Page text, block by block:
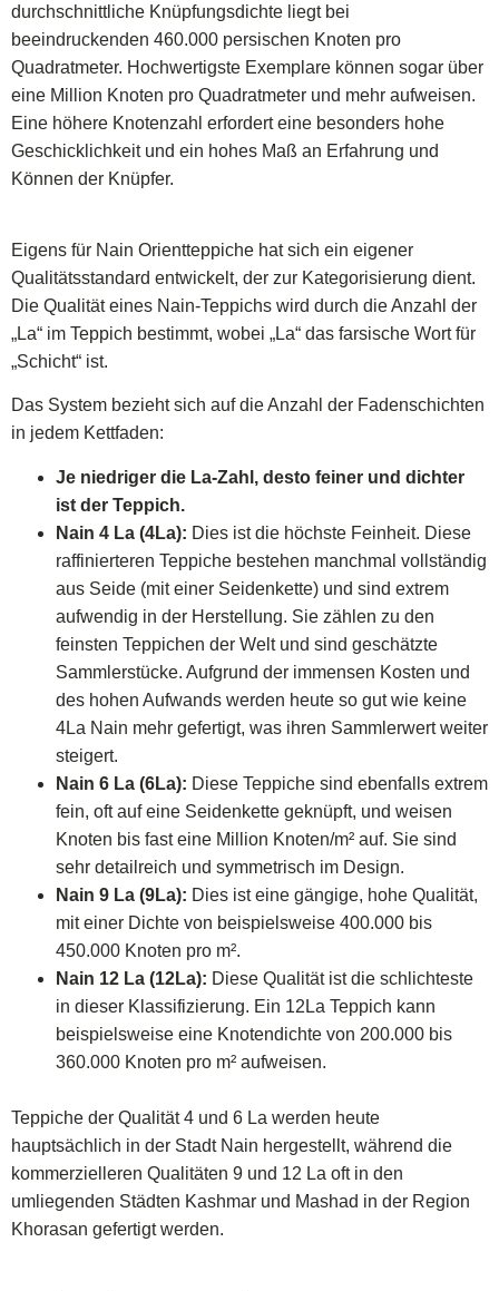
durchschnittliche Knüpfungsdichte liegt bei
beeindruckenden 460.000 persischen Knoten pro
Quadratmeter. Hochwertigste Exemplare können sogar über
eine Million Knoten pro Quadratmeter und mehr aufweisen.
Eine höhere Knotenzahl erfordert eine besonders hohe
Geschicklichkeit und ein hohes Maß an Erfahrung und
Können der Knüpfer.
Eigens für Nain Orientteppiche hat sich ein eigener
Qualitätsstandard entwickelt, der zur Kategorisierung dient.
Die Qualität eines Nain-Teppichs wird durch die Anzahl der
„La“ im Teppich bestimmt, wobei „La“ das farsische Wort für
„Schicht“ ist.
Das System bezieht sich auf die Anzahl der Fadenschichten
in jedem Kettfaden:
Je niedriger die La-Zahl, desto feiner und dichter
ist der Teppich.
Nain 4 La (4La): Dies ist die höchste Feinheit. Diese
raffinierteren Teppiche bestehen manchmal vollständig
aus Seide (mit einer Seidenkette) und sind extrem
aufwendig in der Herstellung. Sie zählen zu den
feinsten Teppichen der Welt und sind geschätzte
Sammlerstücke. Aufgrund der immensen Kosten und
des hohen Aufwands werden heute so gut wie keine
4La Nain mehr gefertigt, was ihren Sammlerwert weiter
steigert.
Nain 6 La (6La): Diese Teppiche sind ebenfalls extrem
fein, oft auf eine Seidenkette geknüpft, und weisen
Knoten bis fast eine Million Knoten/m² auf. Sie sind
sehr detailreich und symmetrisch im Design.
Nain 9 La (9La): Dies ist eine gängige, hohe Qualität,
mit einer Dichte von beispielsweise 400.000 bis
450.000 Knoten pro m².
Nain 12 La (12La): Diese Qualität ist die schlichteste
in dieser Klassifizierung. Ein 12La Teppich kann
beispielsweise eine Knotendichte von 200.000 bis
360.000 Knoten pro m² aufweisen.
Teppiche der Qualität 4 und 6 La werden heute
hauptsächlich in der Stadt Nain hergestellt, während die
kommerzielleren Qualitäten 9 und 12 La oft in den
umliegenden Städten Kashmar und Mashad in der Region
Khorasan gefertigt werden.